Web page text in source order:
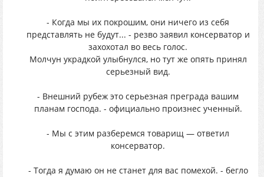
- Когда мы их покрошим, они ничего из себя
представлять не будут... - резво заявил консерватор и
захохотал во весь голос.
Молчун украдкой улыбнулся, но тут же опять принял
серьезный вид.
- Внешний рубеж это серьезная преграда вашим
планам господа. - официально произнес ученный.
- Мы с этим разберемся товарищ — ответил
консерватор.
- Тогда я думаю он не станет для вас помехой. - бегло